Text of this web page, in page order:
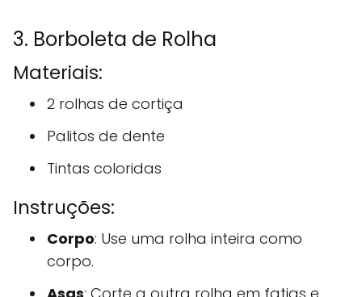
3. Borboleta de Rolha
Materiais:
2 rolhas de cortiça
Palitos de dente
Tintas coloridas
Instruções:
Corpo: Use uma rolha inteira como
corpo.